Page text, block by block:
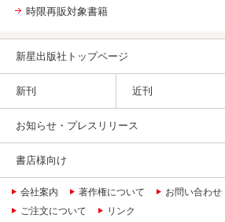
時限再販対象書籍
新星出版社トップページ
新刊 近刊
お知らせ・プレスリリース
書店様向け
会社案内 著作権について お問い合わせ
ご注文について
リンク